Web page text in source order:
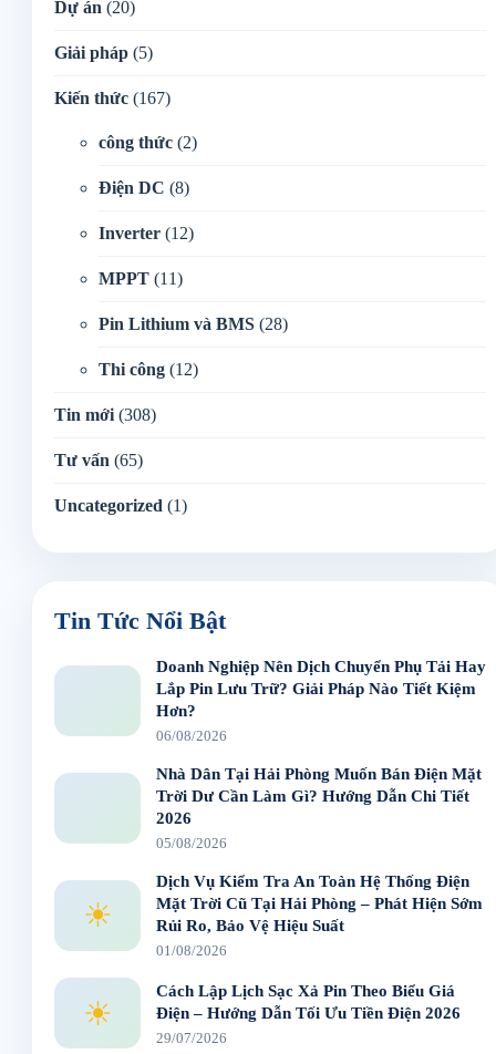
Dự án (20)
Giải pháp (5)
Kiến thức (167)
công thức (2)
Điện DC (8)
Inverter (12)
MPPT (11)
Pin Lithium và BMS (28)
Thi công (12)
Tin mới (308)
Tư vấn (65)
Uncategorized (1)
Tin Tức Nổi Bật
Doanh Nghiệp Nên Dịch Chuyển Phụ Tải Hay
Lắp Pin Lưu Trữ? Giải Pháp Nào Tiết Kiệm
Hơn?
06/08/2026
Nhà Dân Tại Hải Phòng Muốn Bán Điện Mặt
Trời Dư Cần Làm Gì? Hướng Dẫn Chi Tiết
2026
05/08/2026
☀
Dịch Vụ Kiểm Tra An Toàn Hệ Thống Điện
Mặt Trời Cũ Tại Hải Phòng – Phát Hiện Sớm
Rủi Ro, Bảo Vệ Hiệu Suất
01/08/2026
☀
Cách Lập Lịch Sạc Xả Pin Theo Biểu Giá
Điện – Hướng Dẫn Tối Ưu Tiền Điện 2026
29/07/2026